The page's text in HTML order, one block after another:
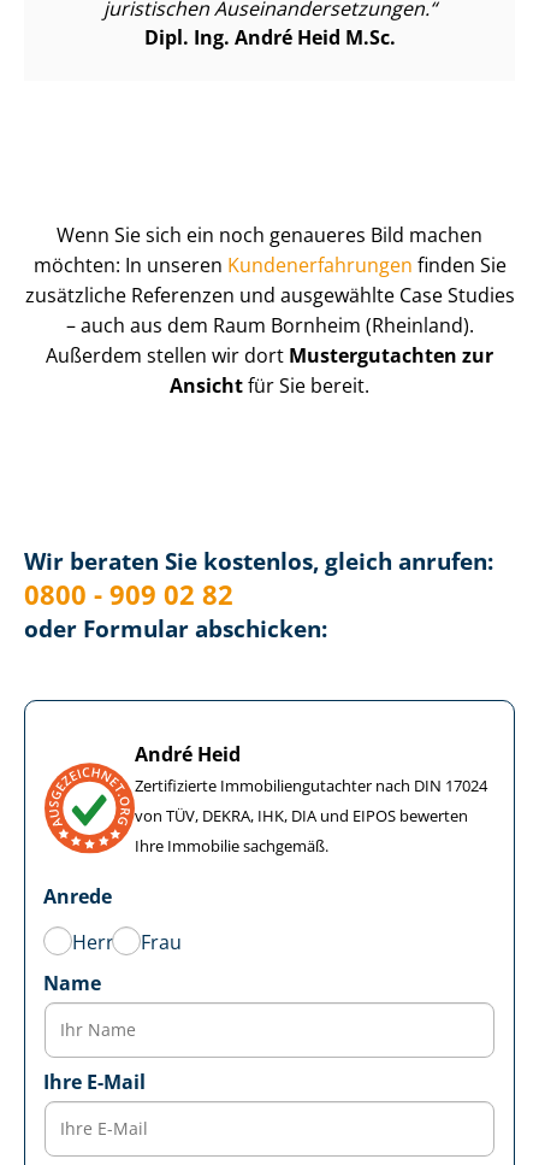
juristischen Aus­ein­an­der­set­zun­gen.
Dipl. Ing. André Heid M.Sc.
Wenn Sie sich ein noch genaueres Bild machen
möchten: In unseren Kun­de­n­er­fah­run­gen finden Sie
zusätzliche Referenzen und ausgewählte Case Studies
– auch aus dem Raum Bornheim (Rheinland).
Außerdem stellen wir dort Mustergutachten zur
Ansichtfür Sie bereit.
Wir beraten Sie kostenlos, gleich anrufen:
0800 - 909 02 82
oder Formular abschicken:
André Heid
Zertifizierte Im­mo­bi­li­en­gut­ach­ter nach DIN 17024
von TÜV, DEKRA, IHK, DIA und EIPOS bewerten
Ihre Immobilie sachgemäß.
Anrede
Herr
Frau
Name
Ihre E-Mail